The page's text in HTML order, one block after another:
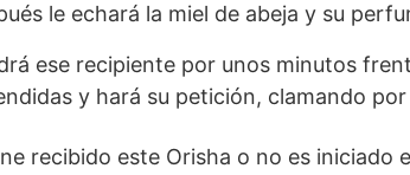
le echará la miel de abeja y su
ese recipiente por unos minutos
y hará su petición, clamando
recibido este Orisha o no es iniciado